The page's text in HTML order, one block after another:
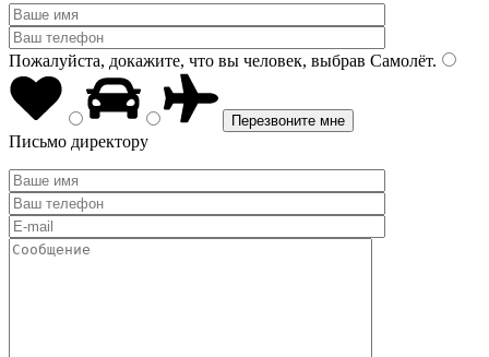
Пожалуйста, докажите, что вы человек, выбрав Самолёт.
Письмо директору